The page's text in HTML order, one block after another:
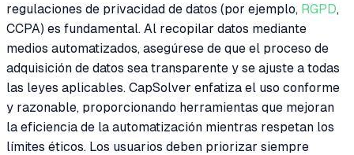
regulaciones de privacidad de datos (por ejemplo, RGPD,
CCPA) es fundamental. Al recopilar datos mediante
medios automatizados, asegúrese de que el proceso de
adquisición de datos sea transparente y se ajuste a todas
las leyes aplicables. CapSolver enfatiza el uso conforme
y razonable, proporcionando herramientas que mejoran
la eficiencia de la automatización mientras respetan los
límites éticos. Los usuarios deben priorizar siempre